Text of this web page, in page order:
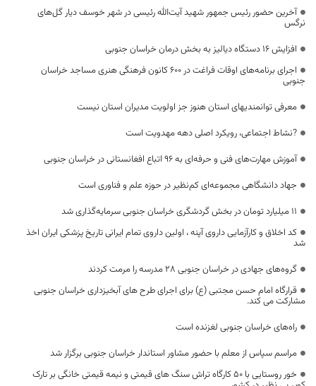
آخرین حضور رئیس جمهور شهید آیت‌الله رئیسی در شهر خوسف دیار گل‌های
نرگس
افزایش ۱۶ دستگاه دیالیز به بخش درمان خراسان جنوبی
‌اجرای برنامه‌های اوقات فراغت در ۶۰۰ کانون فرهنگی هنری مساجد خراسان
جنوبی‌
معرفی توانمندیهای استان هنوز جز اولویت مدیران استان نیست
?نشاط اجتماعی، رویکرد اصلی دهه مهدویت است
آموزش مهارت‌های فنی و حرفه‌ای به ۹۶ اتباع افغانستانی در خراسان جنوبی
جهاد دانشگاهی مجموعه‌ای کم‌نظیر در حوزه علم و فناوری است
۱۱ میلیارد تومان در بخش گردشگری خراسان جنوبی سرمایه‌گذاری شد
کد اخلاق و کارآزمایی داروی آپنه ، اولین داروی تمام ایرانی تاریخ پزشکی ایران اخذ
شد
گروه‌های جهادی در خراسان جنوبی ۲۸ مدرسه را مرمت کردند
قرارگاه امام حسن مجتبی (ع) برای اجرای طرح های آبخیزداری خراسان جنوبی
مشارکت می کند.
راه‌های خراسان جنوبی لغزنده است
مراسم سپاس از معلم با حضور مشاور استاندار خراسان جنوبی برگزار شد
خور روستایی با 50 کارگاه تراش سنگ های قیمتی و نیمه قیمتی خانگی بر تارک